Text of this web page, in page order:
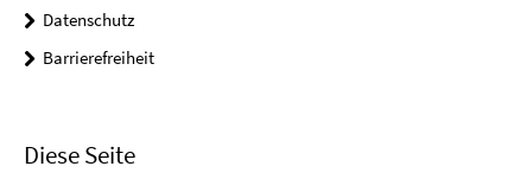
Datenschutz
Barrierefreiheit
Diese Seite